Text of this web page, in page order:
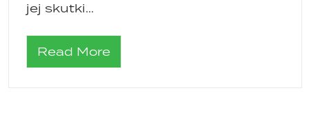
jej skutki...
Read More